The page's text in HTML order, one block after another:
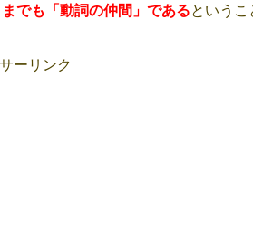
までも「動詞の仲間」であるというこ
ーリンク